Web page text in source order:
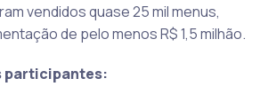
vendidos quase 25 mil menus,
de pelo menos R$ 1,5 milhão.
participantes: